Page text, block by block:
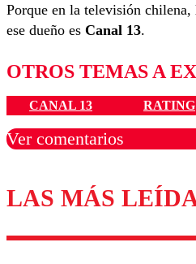
Porque en la televisión chilena,
ese dueño es Canal 13.
OTROS TEMAS A
CANAL 13 RATING
Ver comentarios
Los comentarios son
diálogo
LAS MÁS